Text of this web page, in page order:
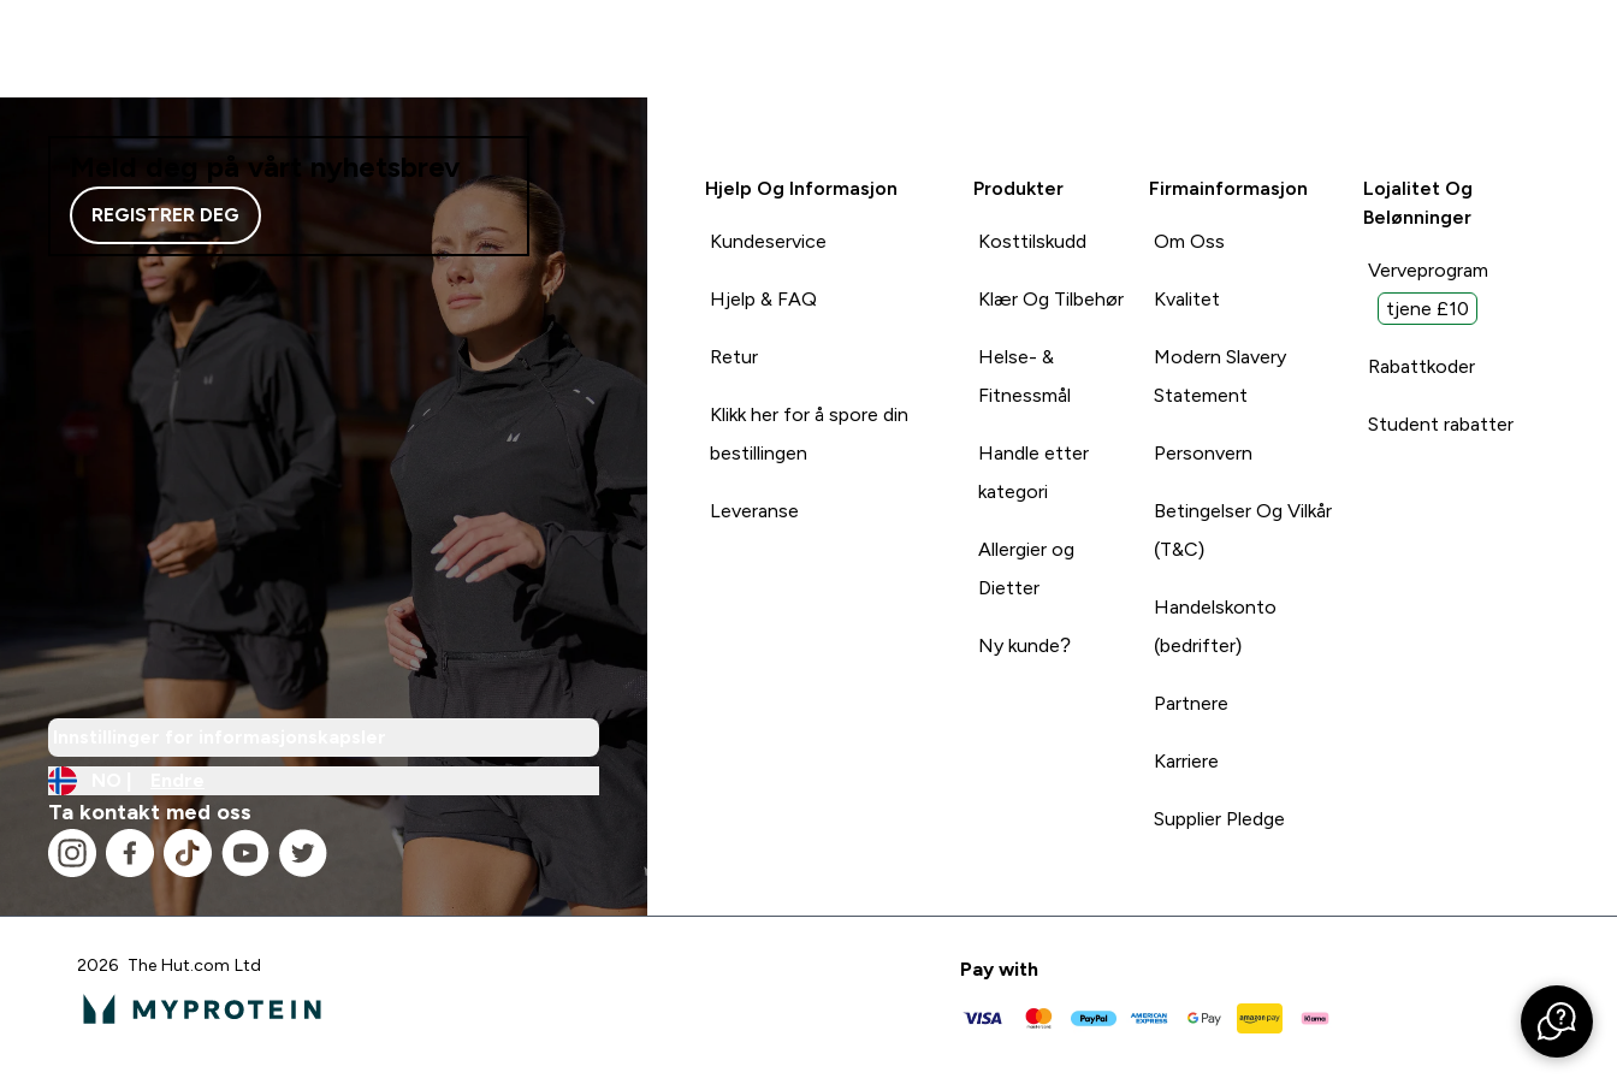
Meld deg på vårt nyhetsbrev
REGISTRER DEG
Ta kontakt med oss
Hjelp Og Informasjon
Kundeservice
Hjelp & FAQ
Retur
Klikk her for å spore din
bestillingen
Leveranse
Produkter
Kosttilskudd
Klær Og Tilbehør
Helse- &
Fitnessmål
Handle etter
kategori
Allergier og
Dietter
Ny kunde?
Firmainformasjon
Om Oss
Kvalitet
Modern Slavery
Statement
Personvern
Betingelser Og Vilkår
(T&C)
Handelskonto
(bedrifter)
Partnere
Karriere
Supplier Pledge
Lojalitet Og
Belønninger
Verveprogram
tjene £10
Rabattkoder
Student rabatter
2026 The Hut.com Ltd Pay with